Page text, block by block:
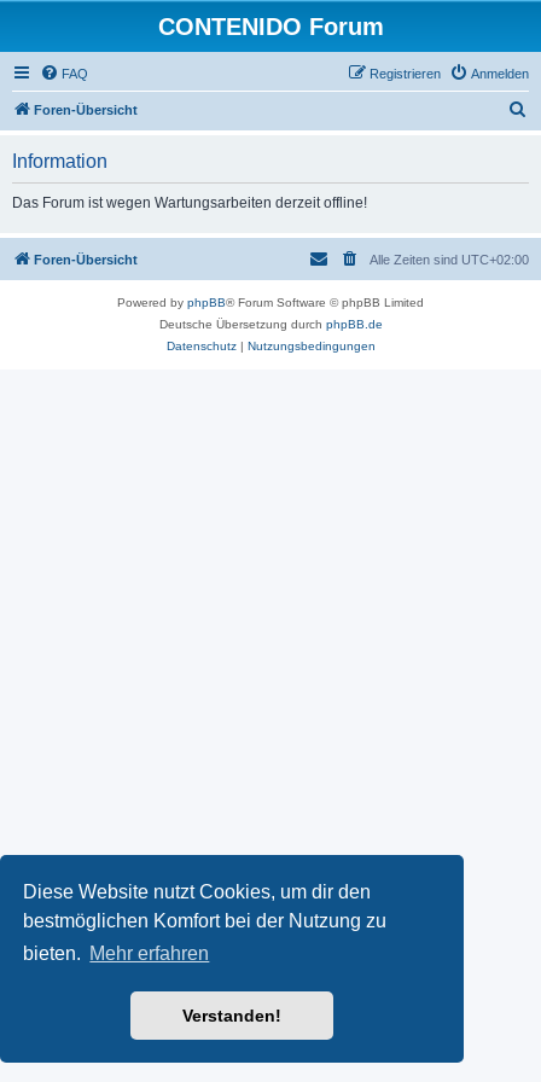
Diese Website nutzt Cookies, um dir den
bestmöglichen Komfort bei der Nutzung zu
bieten. Mehr erfahren
Verstanden!
CONTENIDO Forum
FAQ Anmelden
Registrieren
Foren-Übersicht
Information
Das Forum ist wegen Wartungsarbeiten derzeit offline!
Foren-Übersicht Alle Zeiten sind UTC+02:00
Powered by phpBB® Forum Software © phpBB Limited
Deutsche Übersetzung durch phpBB.de
Datenschutz| Nutzungsbedingungen